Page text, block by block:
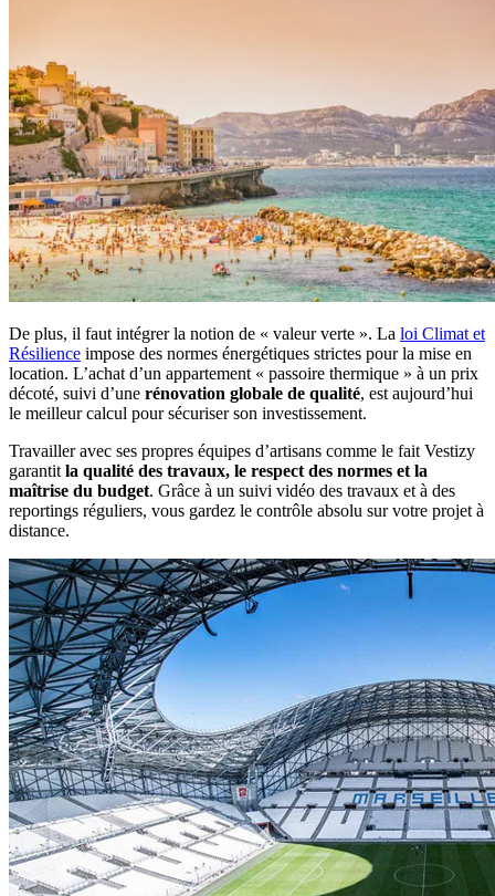
De plus, il faut intégrer la notion de « valeur verte ». La loi Climat et
Résilience impose des normes énergétiques strictes pour la mise en
location. L’achat d’un appartement « passoire thermique » à un prix
décoté, suivi d’une rénovation globale de qualité, est aujourd’hui
le meilleur calcul pour sécuriser son investissement.
Travailler avec ses propres équipes d’artisans comme le fait Vestizy
garantit la qualité des travaux, le respect des normes et la
maîtrise du budget. Grâce à un suivi vidéo des travaux et à des
reportings réguliers, vous gardez le contrôle absolu sur votre projet à
distance.